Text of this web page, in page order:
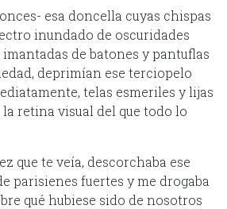
esa doncella cuyas chispas
inundado de oscuridades
de batones y pantuflas
deprimían ese terciopelo
telas esmeriles y lijas
retina visual del que todo lo
que te veía, descorchaba ese
parisienes fuertes y me drogaba
qué hubiese sido de nosotros